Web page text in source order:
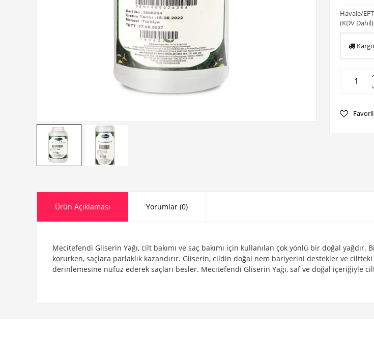
Havale/
(KDV Dahil)
Ürün Açıklaması Yorumlar (0)
Mecitefendi Gliserin Yağı, cilt bakımı ve saç bakımı için kullanılan çok yönlü bir doğal
korurken, saçlara parlaklık kazandırır. Gliserin, cildin doğal nem bariyerini destekler ve
derinlemesine nüfuz ederek saçları besler. Mecitefendi Gliserin Yağı, saf ve doğal içeriğiyle